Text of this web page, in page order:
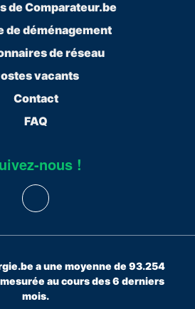
de Comparateur.be
de déménagement
de réseau
vacants
Contact
FAQ
nous !
a une moyenne de 93.254
au cours des 6 derniers
mois.